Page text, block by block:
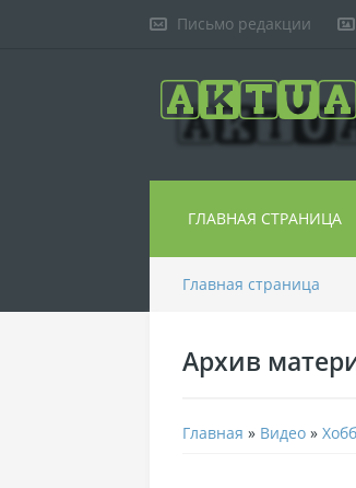
Письмо редакции
ГЛАВНАЯ СТРАНИЦА
Главная страница
Архив
Главная » Видео »